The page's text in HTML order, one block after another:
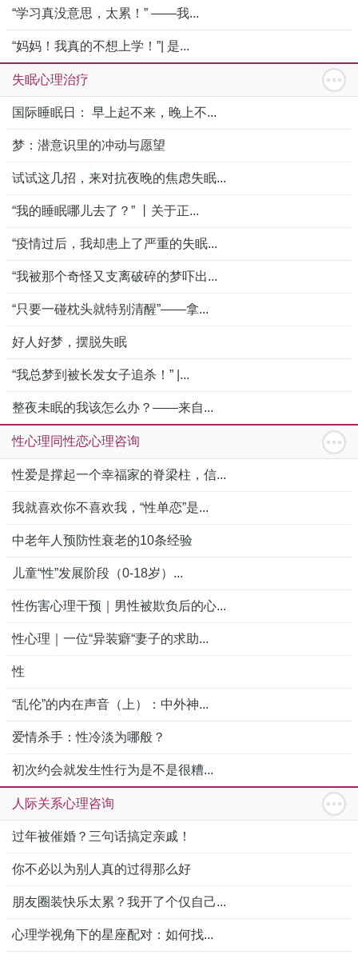
“学习真没意思，太累！” ——我...
“妈妈！我真的不想上学！”| 是...
失眠心理治疗
国际睡眠日： 早上起不来，晚上不...
梦：潜意识里的冲动与愿望
试试这几招，来对抗夜晚的焦虑失眠...
“我的睡眠哪儿去了？” 丨关于正...
“疫情过后，我却患上了严重的失眠...
“我被那个奇怪又支离破碎的梦吓出...
“只要一碰枕头就特别清醒”——拿...
好人好梦，摆脱失眠
“我总梦到被长发女子追杀！” |...
整夜未眠的我该怎么办？——来自...
性心理同性恋心理咨询
性爱是撑起一个幸福家的脊梁柱，信...
我就喜欢你不喜欢我，“性单恋”是...
中老年人预防性衰老的10条经验
儿童“性”发展阶段（0-18岁）...
性伤害心理干预｜男性被欺负后的心...
性心理｜一位“异装癖“妻子的求助...
性
“乱伦”的内在声音（上）：中外神...
爱情杀手：性冷淡为哪般？
初次约会就发生性行为是不是很糟...
人际关系心理咨询
过年被催婚？三句话搞定亲戚！
你不必以为别人真的过得那么好
朋友圈装快乐太累？我开了个仅自己...
心理学视角下的星座配对：如何找...